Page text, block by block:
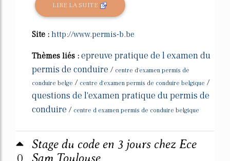
LIRE LA SUITE
Site : http://www.permis-b.be
Thèmes liés : epreuve pratique de l examen du
permis de conduire / centre d'examen permis de
conduire belge / centre d'examen permis de conduire belgique /
questions de l'examen pratique du permis de
conduire / centre d examen permis de conduire belgique
Stage du code en 3 jours chez Ece
Sam Toulouse